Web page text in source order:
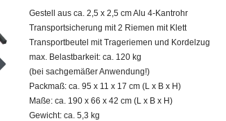
Gestell aus ca. 2,5 x 2,5 cm Alu 4-Kantrohr
Transportsicherung mit 2 Riemen mit Klett
Transportbeutel mit Trageriemen und Kordelzug
max. Belastbarkeit: ca. 120 kg
(bei sachgemäßer Anwendung!)
Packmaß: ca. 95 x 11 x 17 cm (L x B x H)
Maße: ca. 190 x 66 x 42 cm (L x B x H)
Gewicht: ca. 5,3 kg